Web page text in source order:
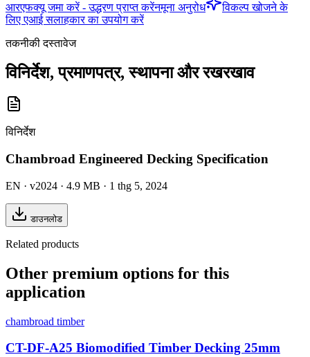
आरएफक्यू जमा करें - उद्धरण प्राप्त करेंनमूना अनुरोध
विकल्प खोजने के
लिए एआई सलाहकार का उपयोग करें
तकनीकी दस्तावेज
विनिर्देश, प्रमाणपत्र, स्थापना और रखरखाव
विनिर्देश
Chambroad Engineered Decking Specification
EN · v2024 · 4.9 MB · 1 thg 5, 2024
डाउनलोड
Related products
Other premium options for this
application
chambroad timber
CT-DF-A25 Biomodified Timber Decking 25mm